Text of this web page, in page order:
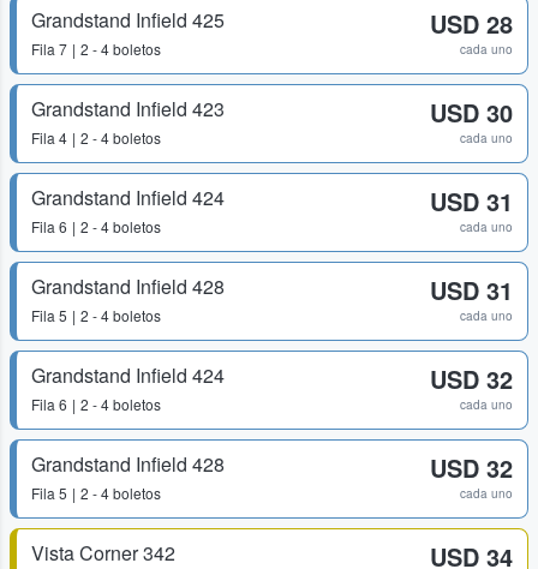
Grandstand Infield 425
Fila 7 2 - 4 boletos
USD 28
cada uno
Grandstand Infield 423
Fila 4 2 - 4 boletos
USD 30
cada uno
Grandstand Infield 424
Fila 6 2 - 4 boletos
USD 31
cada uno
Grandstand Infield 428
Fila 5 2 - 4 boletos
USD 31
cada uno
Grandstand Infield 424
Fila 6 2 - 4 boletos
USD 32
cada uno
Grandstand Infield 428
Fila 5 2 - 4 boletos
USD 32
cada uno
Vista Corner 342 USD 34